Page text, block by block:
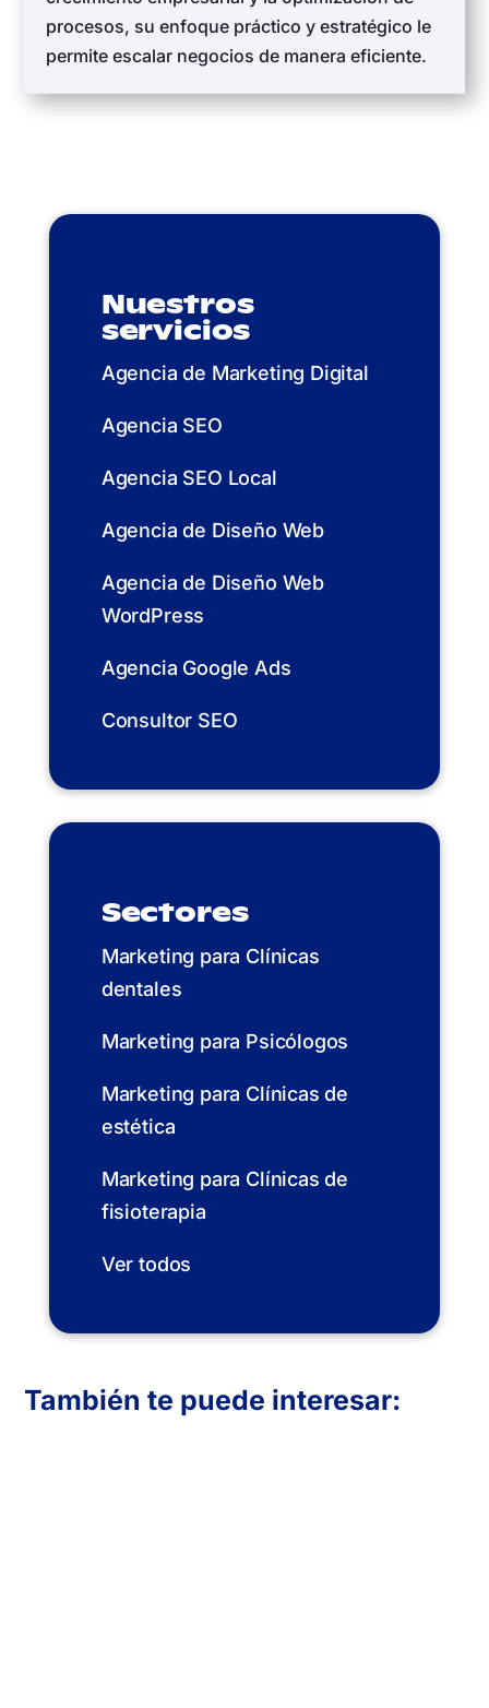
procesos, su enfoque práctico y estratégico le
permite escalar negocios de manera eficiente.
Nuestros
servicios
Agencia de Marketing Digital
Agencia SEO
Agencia SEO Local
Agencia de Diseño Web
Agencia de Diseño Web
WordPress
Agencia Google Ads
Consultor SEO
Sectores
Marketing para Clínicas
dentales
Marketing para Psicólogos
Marketing para Clínicas de
estética
Marketing para Clínicas de
fisioterapia
Ver todos
También te puede interesar: